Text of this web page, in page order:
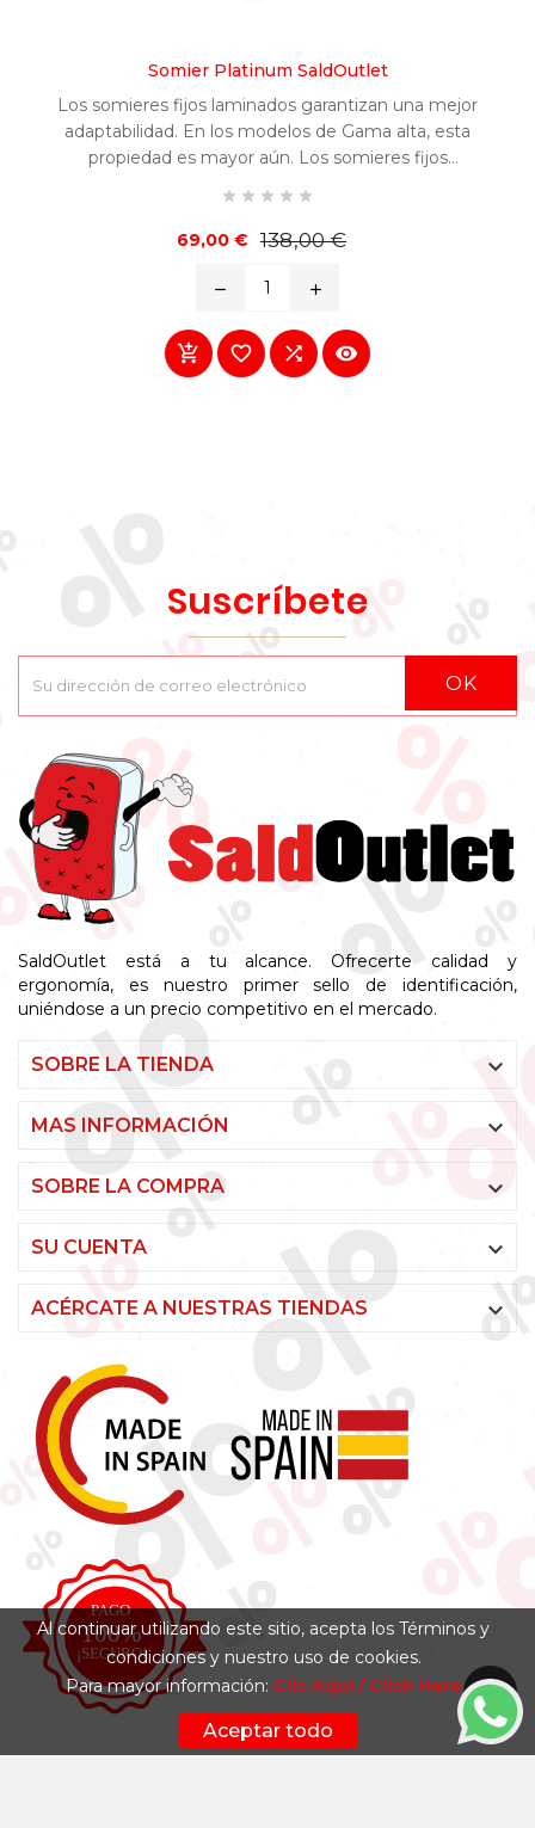
Al continuar utilizando este sitio, acepta los Términos y
condiciones y nuestro uso de cookies.
Para mayor información: Clic Aquí / Click Here
Aceptar todo
Somier Platinum SaldOutlet
Los somieres fijos laminados garantizan una mejor
adaptabilidad. En los modelos de Gama alta, esta
propiedad es mayor aún. Los somieres fijos
    
69,00 € 138,00 €
remove add
   
Suscríbete
OK
SaldOutlet está a tu alcance. Ofrecerte calidad y
ergonomía, es nuestro primer sello de identificación,
uniéndose a un precio competitivo en el mercado.
SOBRE LA TIENDA 
MAS INFORMACIÓN 
SOBRE LA COMPRA 
SU CUENTA 
ACÉRCATE A NUESTRAS TIENDAS 